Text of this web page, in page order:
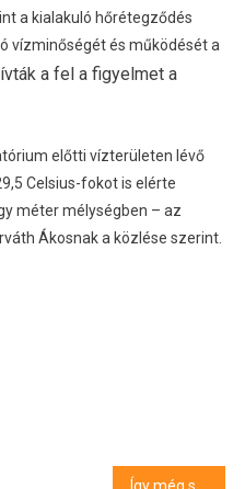
a kialakuló hőrétegződés
vízminőségét és működését a
a fel a figyelmet a
előtti vízterületen lévő
Celsius-fokot is elérte
méter mélységben – az
Ákosnak a közlése szerint.